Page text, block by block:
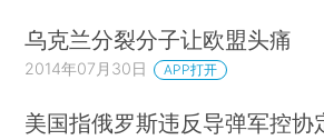
乌克兰分裂分子让欧盟头痛
2014年07月30日 APP打开
美国指俄罗斯违反导弹军控协